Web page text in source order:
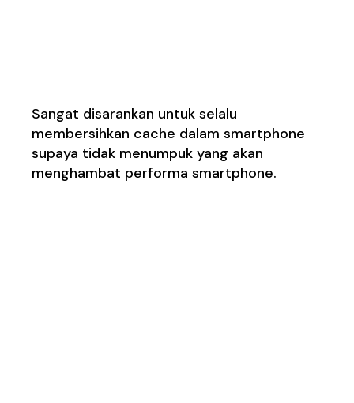
Sangat disarankan untuk selalu
membersihkan cache dalam smartphone
supaya tidak menumpuk yang akan
menghambat performa smartphone.